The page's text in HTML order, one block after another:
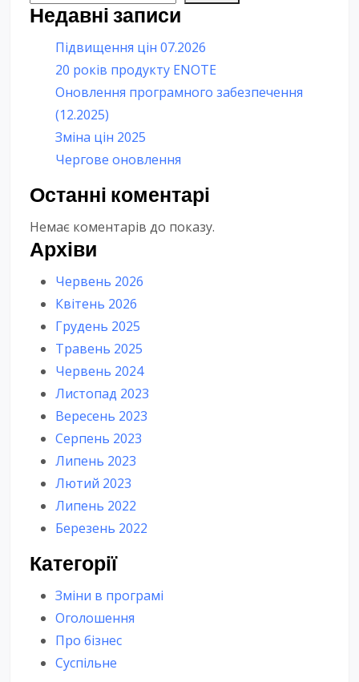
Недавні записи
Підвищення цін 07.2026
20 років продукту ENOTE
Оновлення програмного забезпечення
(12.2025)
Зміна цін 2025
Чергове оновлення
Останні коментарі
Немає коментарів до показу.
Архіви
Червень 2026
Квітень 2026
Грудень 2025
Травень 2025
Червень 2024
Листопад 2023
Вересень 2023
Серпень 2023
Липень 2023
Лютий 2023
Липень 2022
Березень 2022
Категорії
Зміни в програмі
Оголошення
Про бізнес
Суспільне